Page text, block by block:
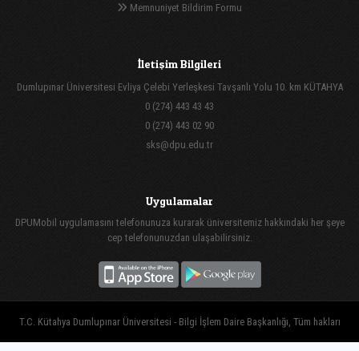
Memnuniyet Bildirim Formu
İletişim Bilgileri
Dumlupınar Üniversitesi Evliya Çelebi Yerleşkesi Tavşanlı Yolu 10. km KÜTAHYA
0 (274) 443 43 43
0 (274) 443 02 90
sks@dpu.edu.tr
Uygulamalar
DPUMobil uygulamasını telefonunuza kurarak üniversitemiz hakkındaki her şeye
cep telefonunuzdan ulaşabilirsiniz.
T.C. Kütahya Dumlupınar Üniversitesi - Bilgi İşlem Daire Başkanlığı, Tüm hakları